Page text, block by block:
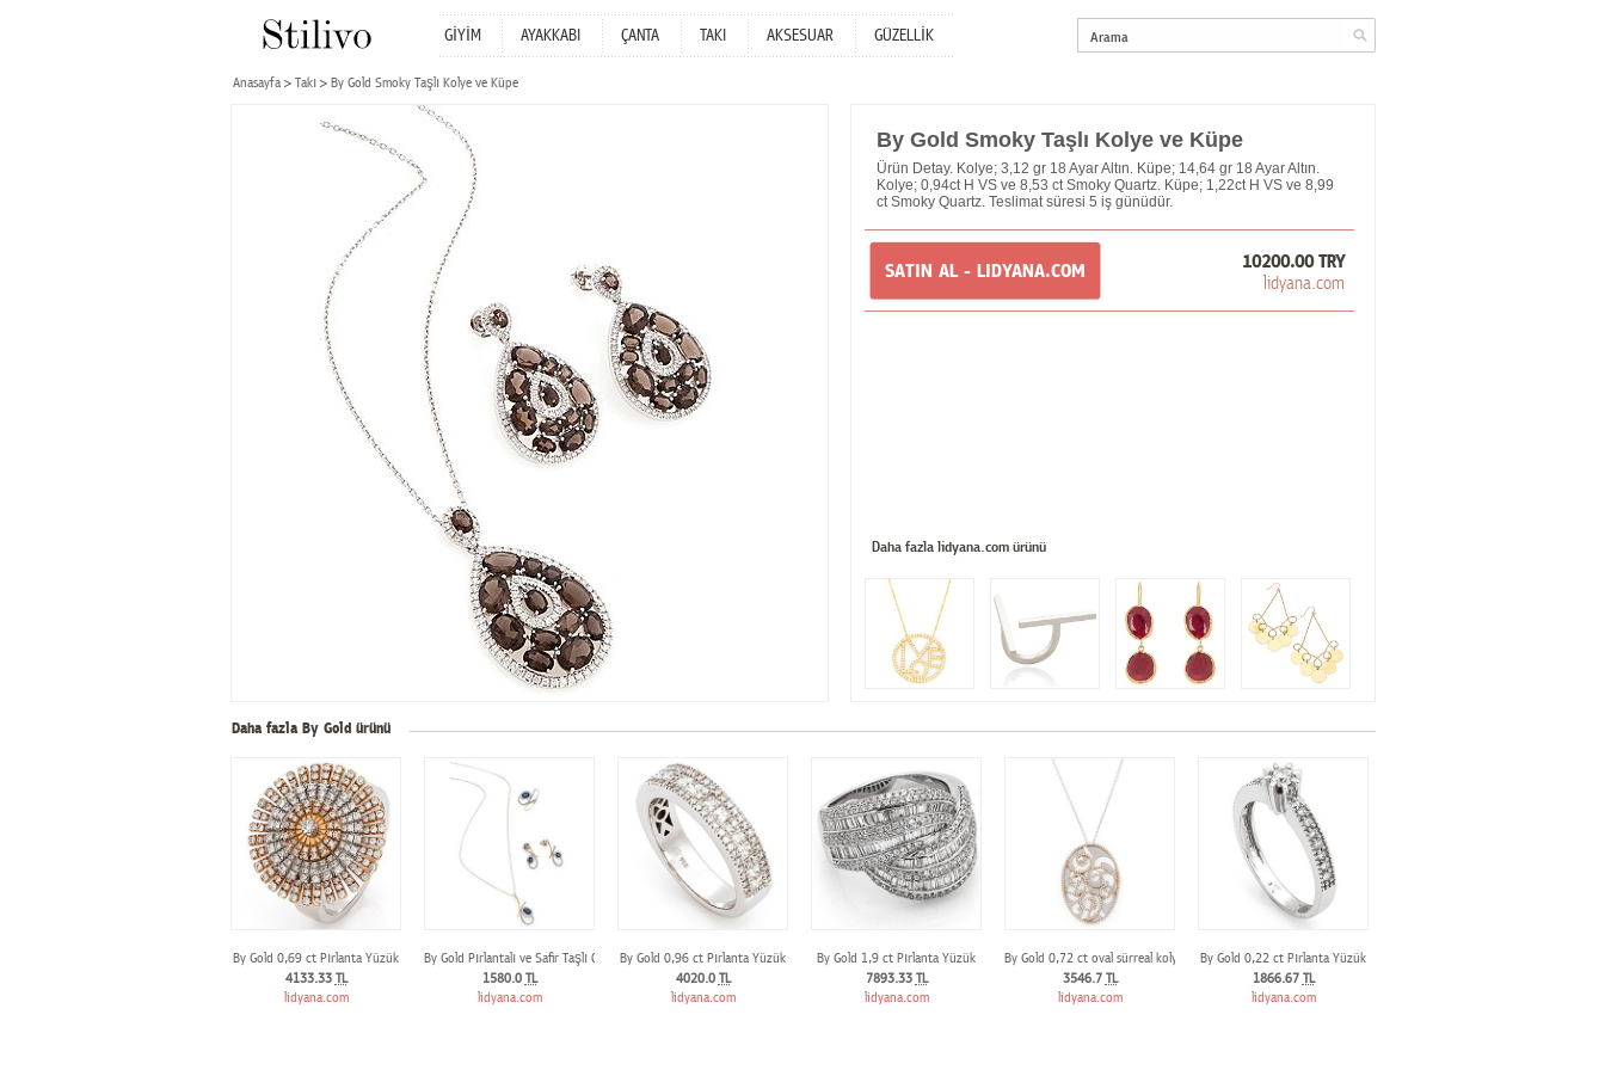
GİYİM AYAKKABI ÇANTA TAKI AKSESUAR GÜZELLİK
Anasayfa Takı By Gold Smoky Taşlı Kolye ve Küpe
By Gold Smoky Taşlı Kolye ve Küpe
Ürün Detay. Kolye; 3,12 gr 18 Ayar Altın. Küpe; 14,64 gr 18 Ayar Altın.
Kolye; 0,94ct H VS ve 8,53 ct Smoky Quartz. Küpe; 1,22ct H VS ve 8,99
ct Smoky Quartz. Teslimat süresi 5 iş günüdür.
SATIN AL - LIDYANA.COM 10200.00 TRY
lidyana.com
Daha fazla lidyana.com ürünü
Daha fazla By Gold ürünü
By Gold 0,69 ct Pırlanta Yüzük
4133.33 TL
lidyana.com
By Gold Pırlantalı ve Safir Taşlı Oval Set
1580.0 TL
lidyana.com
By Gold 0,96 ct Pırlanta Yüzük
4020.0 TL
lidyana.com
By Gold 1,9 ct Pırlanta Yüzük
7893.33 TL
lidyana.com
By Gold 0,72 ct oval sürreal kolye
3546.7 TL
lidyana.com
By Gold 0,22 ct Pırlanta Yüzük
1866.67 TL
lidyana.com